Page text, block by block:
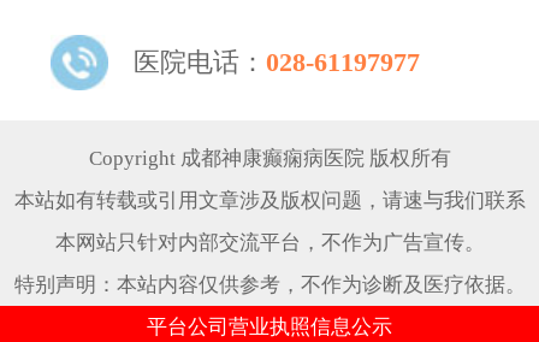
医院电话： 028-61197977
Copyright 成都神康癫痫病医院 版权所有
本站如有转载或引用文章涉及版权问题，请速与我们联系
本网站只针对内部交流平台，不作为广告宣传。
特别声明：本站内容仅供参考，不作为诊断及医疗依据。
平台公司营业执照信息公示